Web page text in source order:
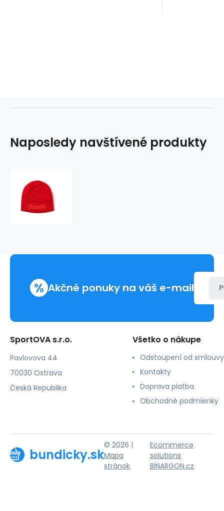
Naposledy navštívené produkty
% Akčné ponuky na váš e-mail
SportOVA s.r.o.
Pavlovova 44
70030 Ostrava
Česká Republika
Všetko o nákupe
Odstoupení od smlouvy
Kontakty
Doprava platba
Obchodné podmienky
bundicky.sk
© 2026 |
Mapa
stránok
Ecommerce
solutions
BINARGON.cz